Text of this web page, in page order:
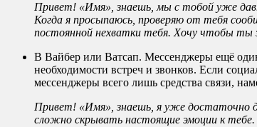
Привет! «Имя», знаешь, мы с тобой уже
Когда я просыпаюсь, проверяю от тебя
постоянной нехватки тебя. Хочу чтобы ты
В Вайбер или Ватсап. Мессенджеры ещё
необходимости встреч и звонков. Если
мессенджеры всего лишь средства связи,
Привет! «Имя», знаешь, я уже достаточно
сложно скрывать настоящие эмоции к